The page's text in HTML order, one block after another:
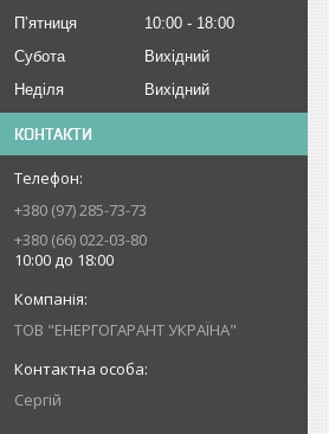
Пʼятниця
10:00
18:00
Субота
Вихідний
Неділя
Вихідний
КОНТАКТИ
+380 (97) 285-73-73
+380 (66) 022-03-80
10:00 до 18:00
ТОВ "ЕНЕРГОГАРАНТ УКРАЇНА"
Сергій